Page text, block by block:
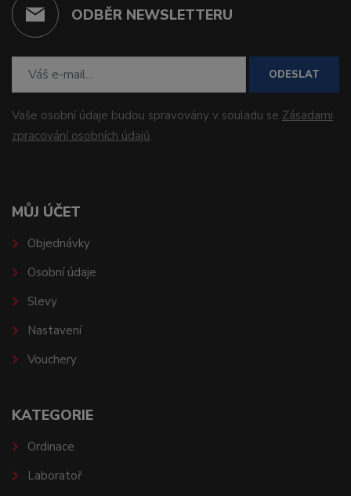
ODBĚR NEWSLETTERU
ODESLAT
Vaše osobní údaje budou spravovány v souladu se Zásadami
zpracování osobních údajů.
MŮJ ÚČET
Objednávky
Osobní údaje
Slevy
Nastavení
Vouchery
KATEGORIE
Ordinace
Laboratoř